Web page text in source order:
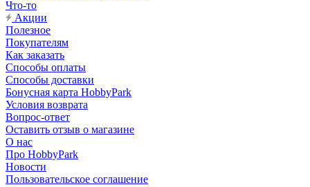
Что-то
Акции
Полезное
Покупателям
Как заказать
Способы оплаты
Способы доставки
Бонусная карта HobbyPark
Условия возврата
Вопрос-ответ
Оставить отзыв о магазине
О нас
Про HobbyPark
Новости
Пользовательское соглашение